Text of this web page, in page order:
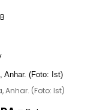
Anhar. (Foto: Ist)